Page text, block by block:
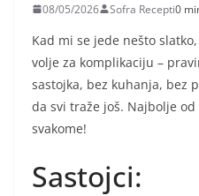
08/05/2026 Sofra Recepti0
Kad mi se jede nešto
volje za komplikaciju –
sastojka, bez kuhanja, bez
da svi traže još. Najbolje od
svakome!
Sastojci: